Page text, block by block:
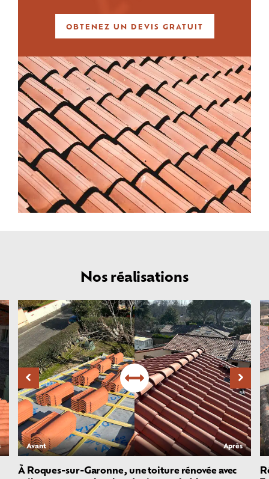
OBTENEZ UN DEVIS GRATUIT
Nos réalisations
Avant Après
À Roques-sur-Garonne, une toiture rénovée avec